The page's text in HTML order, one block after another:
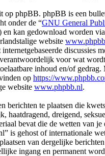
op phpBB. phpBB is een
onder de “GNU General
en kan gedownload worden via
website
discussies
voor wat
inhoud en/of
op https://
website www.phpbb.nl.
berichten te plaatsen die
haatdragend, dreigend,
bevat die de wetten van je
is gehost of internationale
van dergelijke
ingang en permanent